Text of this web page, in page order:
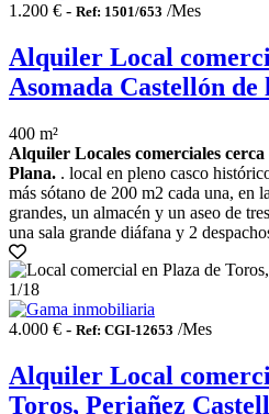
1.200 € - Ref: 1501/653 /Mes
Alquiler Local
Asomada Castellón de
400 m²
Alquiler Locales comerciales
Plana. . local en pleno casco
más sótano de 200 m2 cada una, en
grandes, un almacén y un aseo de
una sala grande diáfana y 2
1/18
4.000 € - Ref: CGI-12653 /Mes
Alquiler Local
Toros, Periañez